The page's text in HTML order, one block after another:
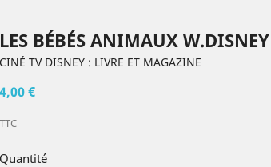
LES BÉBÉS ANIMAUX W.DISNEY
CINÉ TV DISNEY : LIVRE ET MAGAZINE
4,00 €
TTC
Quantité